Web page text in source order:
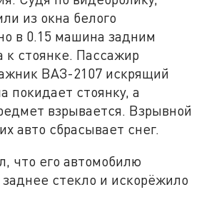
из окна белого
в 0.15 машина задним
к стоянке. Пассажир
ВАЗ-2107 искрящий
покидает стоянку, а
взрывается. Взрывной
авто сбрасывает снег.
что его автомобилю
стекло и искорёжило